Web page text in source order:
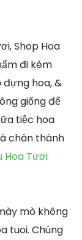
Shop Hoa
đi kèm
đựng hoa, &
giống để
tiệc hoa
chân thành
Hoa Tươi
mò không
tuoi. Chúng